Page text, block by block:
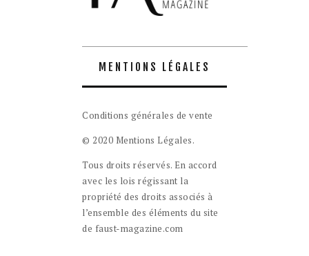
MENTIONS LÉGALES
Conditions générales de vente
© 2020 Mentions Légales.
Tous droits réservés. En accord
avec les lois régissant la
propriété des droits associés à
l’ensemble des éléments du site
de faust-magazine.com